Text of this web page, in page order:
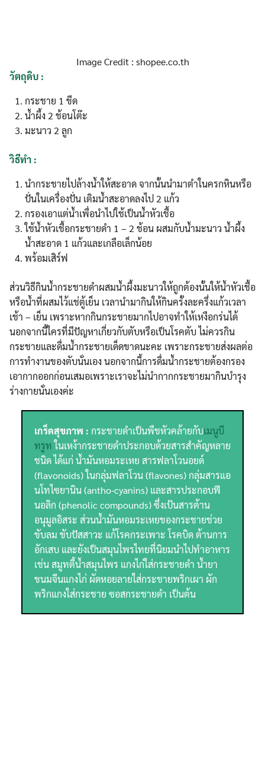
Image Credit : shopee.co.th
วัตถุดิบ :
กระชาย 1 ขีด
น้ำผึ้ง 2 ช้อนโต๊ะ
มะนาว 2 ลูก
วิธีทำ :
นำกระชายไปล้างน้ำให้สะอาด จากนั้นนำมาตำในครกหินหรือ
ปั่นในเครื่องปั่น เติมน้ำสะอาดลงไป 2 แก้ว
กรองเอาแต่น้ำเพื่อนำไปใช้เป็นน้ำหัวเชื้อ
ใช้น้ำหัวเชื้อกระชายดำ 1 – 2 ช้อน ผสมกับน้ำมะนาว น้ำผึ้ง
น้ำสะอาด 1 แก้วและเกลือเล็กน้อย
พร้อมเสิร์ฟ
ส่วนวิธีกินน้ำกระชายดำผสมน้ำผึ้งมะนาวให้ถูกต้องนั้นให้น้ำหัวเชื้อ
หรือน้ำที่ผสมไว้แช่ตู้เย็น เวลานำมากินให้กินครั้งละครึ่งแก้วเวลา
เช้า – เย็น เพราะหากกินกระชายมากไปอาจทำให้เหงือกร่นได้
นอกจากนี้ใครที่มีปัญหาเกี่ยวกับตับหรือเป็นโรคตับ ไม่ควรกิน
กระชายและดื่มน้ำกระชายเด็ดขาดนะคะ เพราะกระชายส่งผลต่อ
การทำงานของตับนั่นเอง นอกจากนี้การดื่มน้ำกระชายต้องกรอง
เอากากออกก่อนเสมอเพราะเราจะไม่นำกากกระชายมากินบำรุง
ร่างกายนั่นเองค่ะ
เกร็ดสุขภาพ : กระชายดำเป็นพืชหัวคล้ายกับเมนูบี
ทรูทในเหง้ากระชายดำประกอบด้วยสารสำคัญหลาย
ชนิด ได้แก่ น้ำมันหอมระเหย สารฟลาโวนอยด์
(flavonoids) ในกลุ่มฟลาโวน (flavones) กลุ่มสารแอ
นโทไซยานิน (antho-cyanins) และสารประกอบฟี
นอลิก (phenolic compounds) ซึ่งเป้นสารต้าน
อนุมูลอิสระ ส่วนน้ำมันหอมระเหยของกระชายช่วย
ขับลม ขับปัสสาวะ แก้โรคกระเพาะ โรคบิด ต้านการ
อักเสบ และยังเป็นสมุนไพรไทยที่นิยมนำไปทำอาหาร
เช่น สมูทตี้น้ำสมุนไพร แกงไก่ใส่กระชายดำ น้ำยา
ขนมจีนแกงไก่ ผัดหอยลายใส่กระชายพริกเผา ผัก
พริกแกงใส่กระชาย ซอสกระชายดำ เป็นต้น